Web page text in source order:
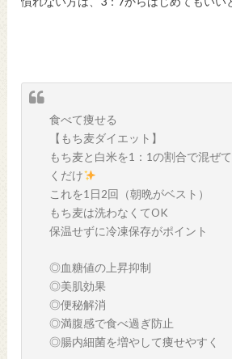
食べて痩せる
【もち麦ダイエット】
もち麦と白米を1：1の割合で混ぜ
くだけ
これを1日2回（朝晩がベスト）
もち麦は洗わなくてOK
保温せずに冷凍保存がポイント
◎血糖値の上昇抑制
◎美肌効果
◎便秘解消
◎満腹感で食べ過ぎ防止
◎腸内細菌を増やして痩せやすく